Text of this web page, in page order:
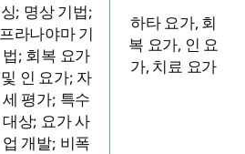
싱; 명상 기법;
프라나야마 기
법; 회복 요가
및 인 요가; 자
세 평가; 특수
대상; 요가 사
업 개발; 비폭
하타 요가, 회
복 요가, 인 요
가, 치료 요가